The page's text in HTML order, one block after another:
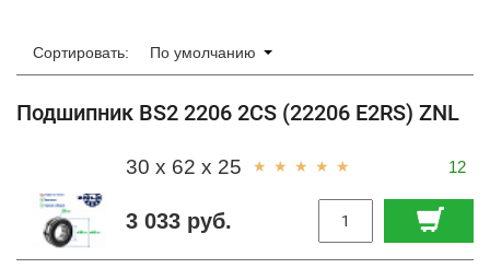
Сортировать: По умолчанию
Подшипник BS2 2206 2CS (22206 E2RS) ZNL
12
3 033 руб.
30 x 62 x 25